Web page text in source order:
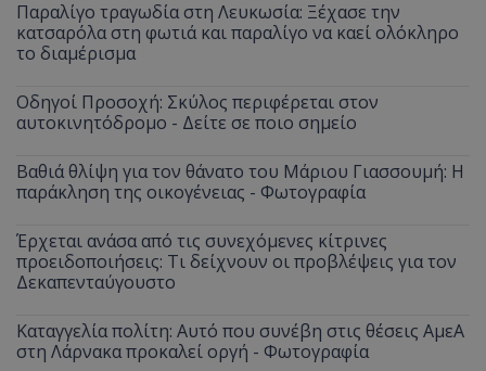
Παραλίγο τραγωδία στη Λευκωσία: Ξέχασε την
κατσαρόλα στη φωτιά και παραλίγο να καεί ολόκληρο
το διαμέρισμα
Οδηγοί Προσοχή: Σκύλος περιφέρεται στον
αυτοκινητόδρομο - Δείτε σε ποιο σημείο
Βαθιά θλίψη για τον θάνατο του Μάριου Γιασσουμή: Η
παράκληση της οικογένειας - Φωτογραφία
Έρχεται ανάσα από τις συνεχόμενες κίτρινες
προειδοποιήσεις: Τι δείχνουν οι προβλέψεις για τον
Δεκαπενταύγουστο
Καταγγελία πολίτη: Αυτό που συνέβη στις θέσεις ΑμεΑ
στη Λάρνακα προκαλεί οργή - Φωτογραφία